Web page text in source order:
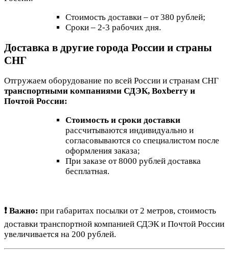
Стоимость доставки – от 380 рублей;
Сроки – 2-3 рабочих дня.
Доставка в другие города России и страны
СНГ
Отгружаем оборудование по всей России и странам СНГ
транспортными компаниями СДЭК, Boxberry и
Почтой России:
Стоимость и сроки доставки
рассчитываются индивидуально и
согласовываются со специалистом после
оформления заказа;
При заказе от 8000 рублей доставка
бесплатная.
❗ Важно: при габаритах посылки от 2 метров, стоимость
доставки транспортной компанией СДЭК и Почтой России
увеличивается на 200 рублей.